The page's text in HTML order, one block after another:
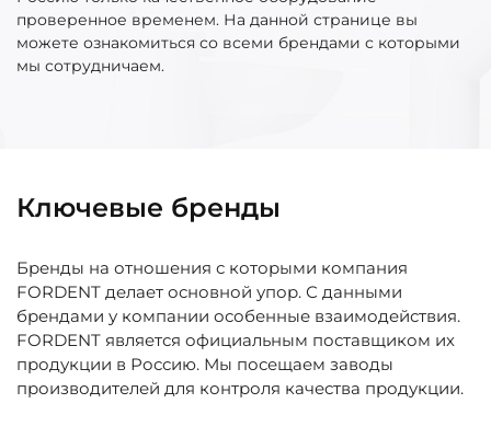
проверенное временем. На данной странице вы
можете ознакомиться со всеми брендами с которыми
мы сотрудничаем.
Ключевые бренды
Бренды на отношения с которыми компания
FORDENT делает основной упор. С данными
брендами у компании особенные взаимодействия.
FORDENT является официальным поставщиком их
продукции в Россию. Мы посещаем заводы
производителей для контроля качества продукции.